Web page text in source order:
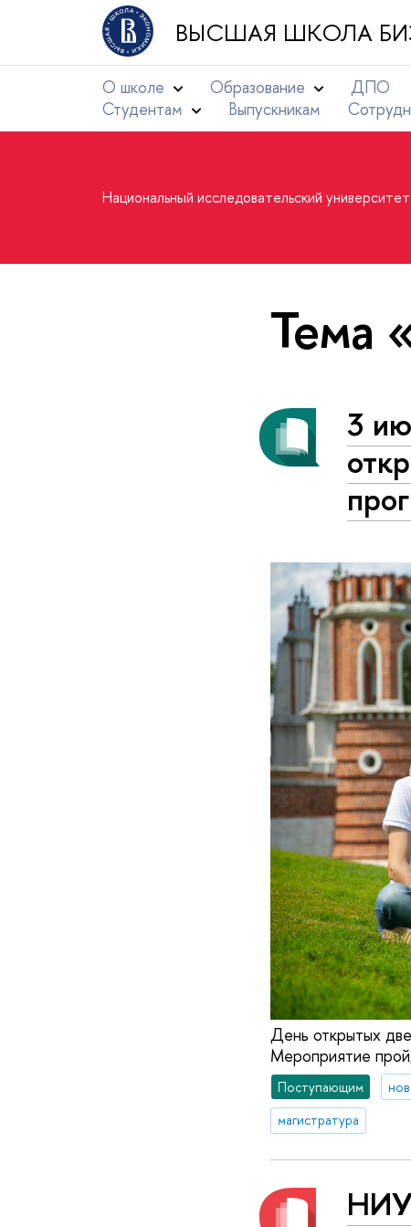
ВЫСШАЯ ШКОЛА
О школе Образование ДПО
Студентам
Выпускникам
Национальный исследовательский
Тема
3
День открытых
Мероприятие
Поступающим
магистратура